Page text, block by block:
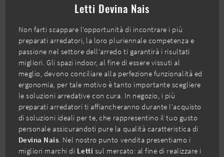
Letti Devina Nais
Non farti scappare l'opportunità di incontrare i più
preparati arredatori, la loro pluriennale competenza e
passione nel settore dell'arredo ti garantirà i risultati
migliori. Gli spazi indoor, al fine di essere vissuti al
meglio, devono conciliare alla perfezione funzionalità ed
ergonomia, per tale motivo è tanto importante scegliere
le soluzioni arredative con cura. In negozio, i più
preparati arredatori ti affiancheranno durante l'acquisto
di soluzioni ideali per te, che rappresentino il tuo gusto
personale assicurandoti pure la qualità caratteristica di
Devina Nais. Nel nostro punto vendita presentiamo i
migliori marchi di Letti sul mercato: al fine di realizzare i